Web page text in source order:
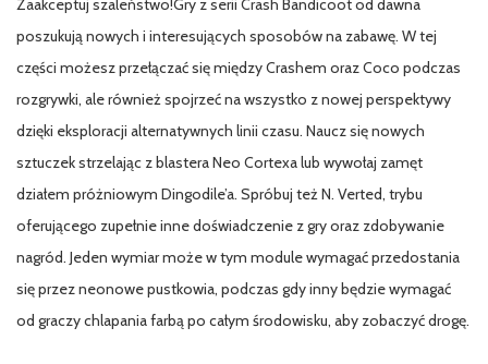
Zaakceptuj szaleństwo!Gry z serii Crash Bandicoot od dawna
poszukują nowych i interesujących sposobów na zabawę. W tej
części możesz przełączać się między Crashem oraz Coco podczas
rozgrywki, ale również spojrzeć na wszystko z nowej perspektywy
dzięki eksploracji alternatywnych linii czasu. Naucz się nowych
sztuczek strzelając z blastera Neo Cortexa lub wywołaj zamęt
działem próżniowym Dingodile’a. Spróbuj też N. Verted, trybu
oferującego zupełnie inne doświadczenie z gry oraz zdobywanie
nagród. Jeden wymiar może w tym module wymagać przedostania
się przez neonowe pustkowia, podczas gdy inny będzie wymagać
od graczy chlapania farbą po całym środowisku, aby zobaczyć drogę.